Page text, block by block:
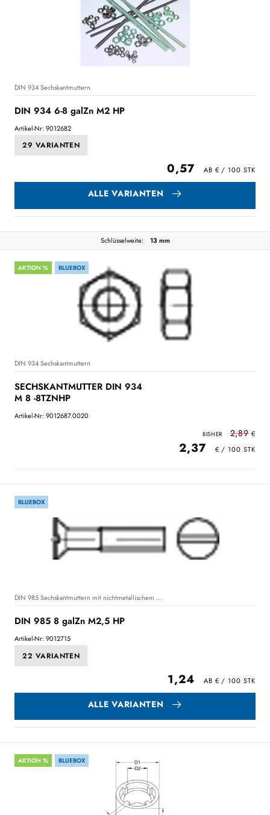
DIN 934 Sechskantmuttern
DIN 934 6-8 galZn M2 HP
Artikel-Nr: 9012682
29 VARIANTEN
0,57
ALLE VARIANTEN
Schlüsselweite: 13 mm
AKTION % BLUEBOX
DIN 934 Sechskantmuttern
SECHSKANTMUTTER DIN 934
M 8 -8TZNHP
Artikel-Nr: 9012687.0020
2,89
2,37
BLUEBOX
DIN 985 Sechskantmuttern mit nichtmetallischem Klemmteil, niedrige Form
DIN 985 8 galZn M2,5 HP
Artikel-Nr: 9012715
22 VARIANTEN
1,24
ALLE VARIANTEN
AKTION % BLUEBOX